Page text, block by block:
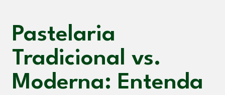
Pastelaria
Tradicional vs.
Moderna: Entenda